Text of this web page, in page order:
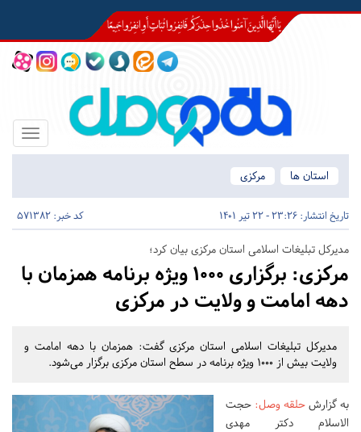
Toggle
استان ها
مرکزی
تاریخ انتشار: 23:26 - 22 تیر 1401 کد خبر: 571382
مدیرکل تبلیغات اسلامی استان مرکزی بیان کرد؛
مرکزی:
برگزاری ۱۰۰۰ ویژه برنامه همزمان با
دهه امامت و ولایت در مرکزی
مدیرکل تبلیغات اسلامی استان مرکزی گفت: همزمان با دهه امامت و
ولایت بیش از ۱۰۰۰ ویژه برنامه در سطح استان مرکزی برگزار می‌شود.
به گزارش حلقه وصل: حجت
الاسلام دکتر مهدی